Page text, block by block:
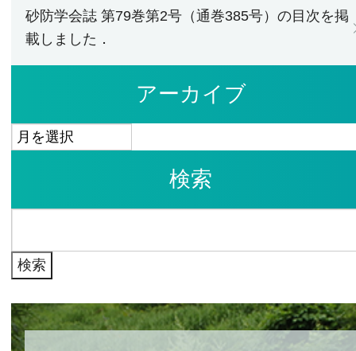
砂防学会誌 第79巻第2号（通巻385号）の目次を掲
載しました．
アーカイブ
ア
検索